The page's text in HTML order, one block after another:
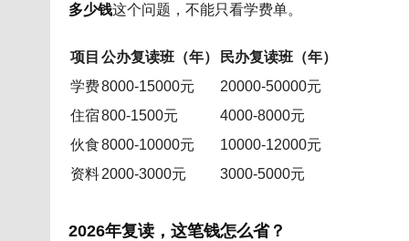
多少钱这个问题，不能只看学费单。
项目 公办复读班（年）
民办复读班（年）
学费8000-15000元
20000-50000元
住宿800-1500元
4000-8000元
伙食8000-10000元
10000-12000元
资料 2000-3000元 3000-5000元
2026年复读，这笔钱怎么省？